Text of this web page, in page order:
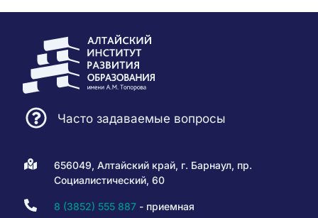
Часто задаваемые вопросы
656049, Алтайский край, г. Барнаул, пр.
Социалистический, 60
8 (3852) 555 887- приемная